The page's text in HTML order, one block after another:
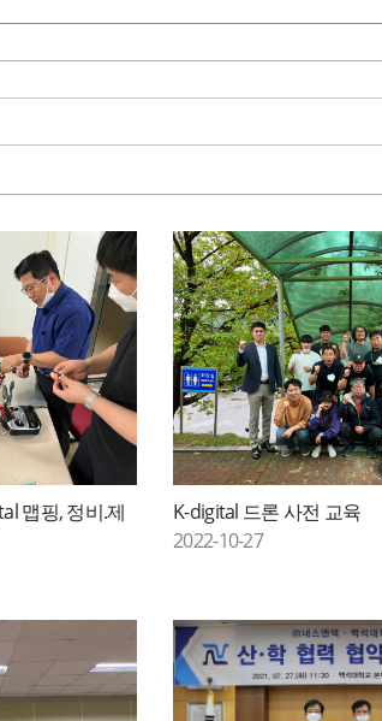
맵핑, 정비․제
K-digital 드론 사전 교육
2022-10-27